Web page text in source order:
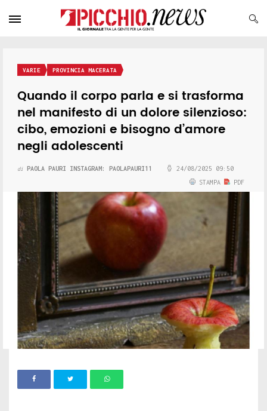
VARIE PROVINCIA MACERATA
Quando il corpo parla e si trasforma
nel manifesto di un dolore silenzioso:
cibo, emozioni e bisogno d’amore
negli adolescenti
di PAOLA PAURI INSTAGRAM: PAOLAPAURI11
24/08/2025 09:50
STAMPA
PDF